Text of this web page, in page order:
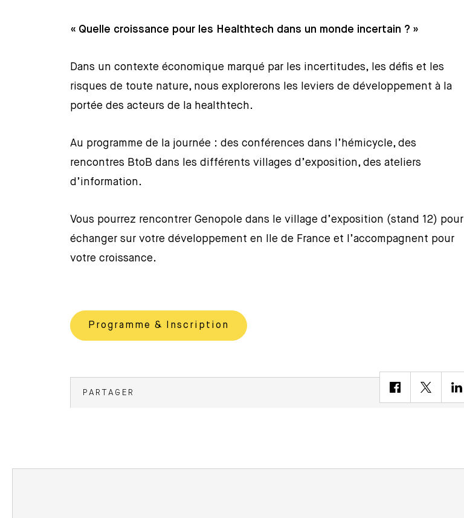
« Quelle croissance pour les Healthtech dans un monde incertain ? »
Dans un contexte économique marqué par les incertitudes, les défis et les
risques de toute nature, nous explorerons les leviers de développement à la
portée des acteurs de la healthtech.
Au programme de la journée : des conférences dans l’hémicycle, des
rencontres BtoB dans les différents villages d’exposition, des ateliers
d’information.
Vous pourrez rencontrer Genopole dans le village d’exposition (stand 12) pour
échanger sur votre développement en Ile de France et l’accompagnent pour
votre croissance.
Programme & Inscription
PARTAGER